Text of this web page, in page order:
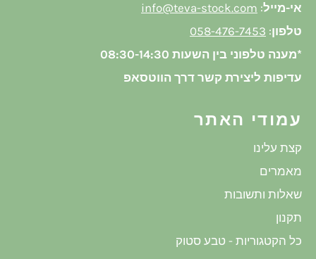
אי-מייל:
info@teva-stock.com
טלפון:
058-476-7453
*מענה טלפוני בין השעות 08:30-14:30
עדיפות ליצירת קשר דרך הווטסאפ
עמודי האתר
קצת עלינו
מאמרים
שאלות ותשובות
תקנון
כל הקטגוריות - טבע סטוק